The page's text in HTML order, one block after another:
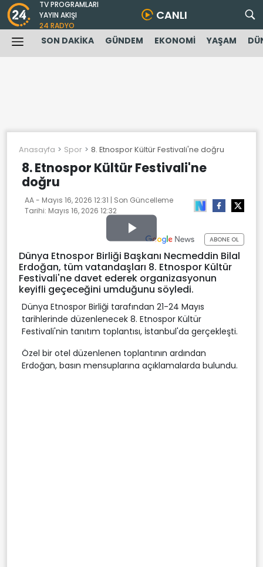
TV PROGRAMLARI
YAYIN AKIŞI
24 RADYO
CANLI
SON DAKİKA GÜNDEM EKONOMİ YAŞAM
Anasayfa Spor 8. Etnospor Kültür Festivali'ne doğru
8. Etnospor Kültür Festivali'ne
doğru
AA - Mayıs 16, 2026 12:31 | Son Güncelleme
Tarihi: Mayıs 16, 2026 12:32
Play
Video
ABONE OL
Dünya Etnospor Birliği Başkanı Necmeddin Bilal
Erdoğan, tüm vatandaşları 8. Etnospor Kültür
Festivali'ne davet ederek organizasyonun
keyifli geçeceğini umduğunu söyledi.
Dünya Etnospor Birliği tarafından 21-24 Mayıs
tarihlerinde düzenlenecek 8. Etnospor Kültür
Festivali'nin tanıtım toplantısı, İstanbul'da gerçekleşti.
Özel bir otel düzenlenen toplantının ardından
Erdoğan, basın mensuplarına açıklamalarda bulundu.